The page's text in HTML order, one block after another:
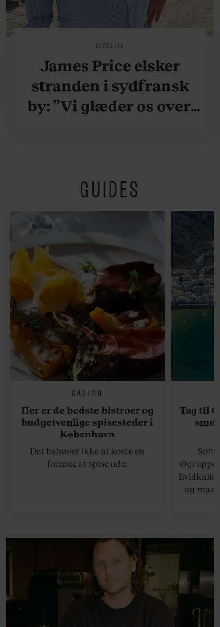
LIVSSTIL
James Price elsker
stranden i sydfransk
by: ”Vi glæder os over,
fredeligt”
GUIDES
GASTRO
Her er de bedste bistroer og
budgetvenlige spisesteder i
København
Det behøver ikke at koste en
formue at spise ude.
Tag til
og